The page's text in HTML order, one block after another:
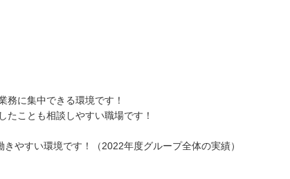
務に集中できる環境です！
ことも相談しやすい職場です！
やすい環境です！（2022年度グループ全体の実績）